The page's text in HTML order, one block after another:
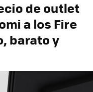
de outlet
a los Fire
barato y